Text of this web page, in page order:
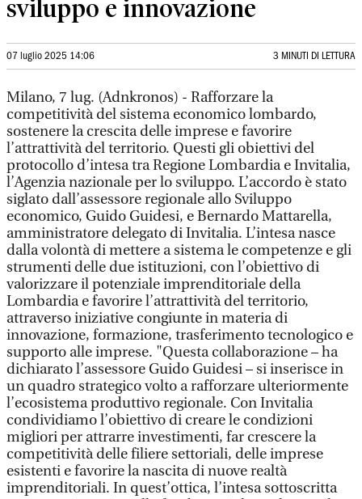
sviluppo e innovazione
07 luglio 2025 14:06 3 MINUTI DI LETTURA
Milano, 7 lug. (Adnkronos) - Rafforzare la
competitività del sistema economico lombardo,
sostenere la crescita delle imprese e favorire
l’attrattività del territorio. Questi gli obiettivi del
protocollo d’intesa tra Regione Lombardia e Invitalia,
l’Agenzia nazionale per lo sviluppo. L’accordo è stato
siglato dall’assessore regionale allo Sviluppo
economico, Guido Guidesi, e Bernardo Mattarella,
amministratore delegato di Invitalia. L’intesa nasce
dalla volontà di mettere a sistema le competenze e gli
strumenti delle due istituzioni, con l’obiettivo di
valorizzare il potenziale imprenditoriale della
Lombardia e favorire l’attrattività del territorio,
attraverso iniziative congiunte in materia di
innovazione, formazione, trasferimento tecnologico e
supporto alle imprese. "Questa collaborazione – ha
dichiarato l’assessore Guido Guidesi – si inserisce in
un quadro strategico volto a rafforzare ulteriormente
l’ecosistema produttivo regionale. Con Invitalia
condividiamo l’obiettivo di creare le condizioni
migliori per attrarre investimenti, far crescere la
competitività delle filiere settoriali, delle imprese
esistenti e favorire la nascita di nuove realtà
imprenditoriali. In quest’ottica, l’intesa sottoscritta